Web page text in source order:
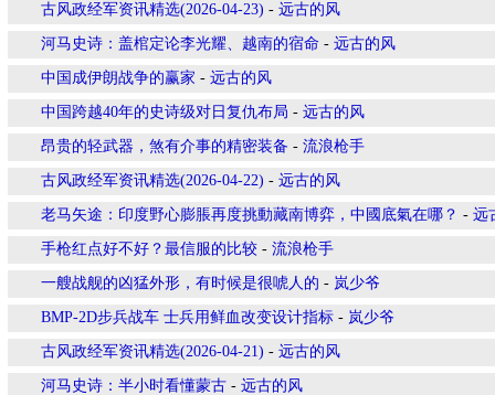
古风政经军资讯精选(2026-04-23) - 远古的风
河马史诗：盖棺定论李光耀、越南的宿命 - 远古的风
中国成伊朗战争的赢家 - 远古的风
中国跨越40年的史诗级对日复仇布局 - 远古的风
昂贵的轻武器，煞有介事的精密装备 - 流浪枪手
古风政经军资讯精选(2026-04-22) - 远古的风
老马矢途：印度野心膨脹再度挑動藏南博弈，中國底氣在哪？ - 远
手枪红点好不好？最信服的比较 - 流浪枪手
一艘战舰的凶猛外形，有时候是很唬人的 - 岚少爷
BMP-2D步兵战车 士兵用鲜血改变设计指标 - 岚少爷
古风政经军资讯精选(2026-04-21) - 远古的风
河马史诗：半小时看懂蒙古 - 远古的风